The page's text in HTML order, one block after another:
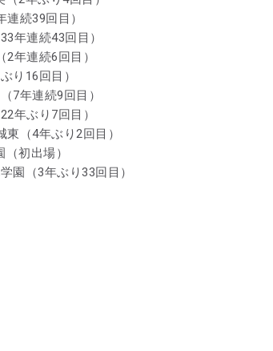
続39回目）
年連続43回目）
年連続6回目）
り16回目）
7年連続9回目）
年ぶり7回目）
（4年ぶり2回目）
初出場）
園（3年ぶり33回目）